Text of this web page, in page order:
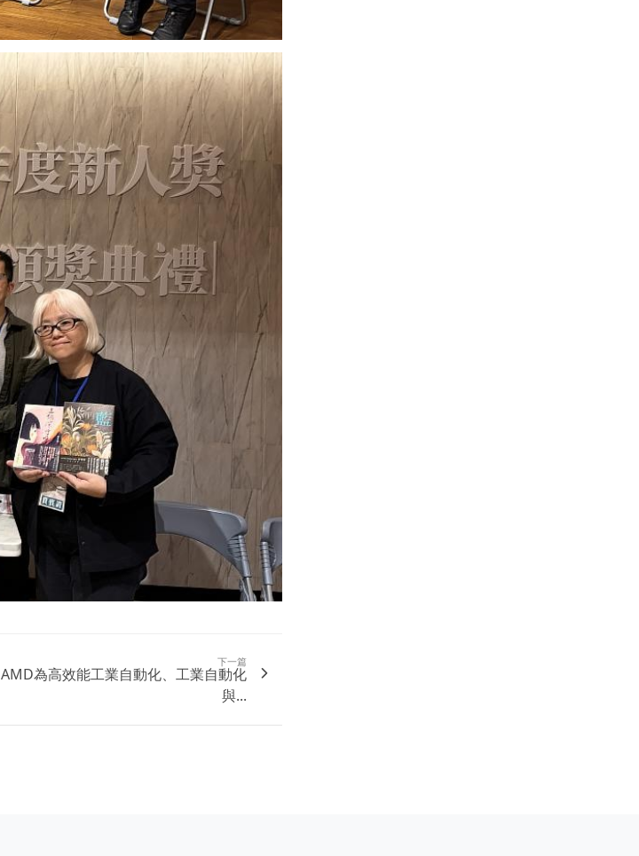
下一篇
AMD為高效能工業自動化、工業自動化
與...